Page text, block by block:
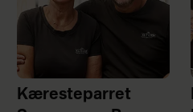
Kæresteparret